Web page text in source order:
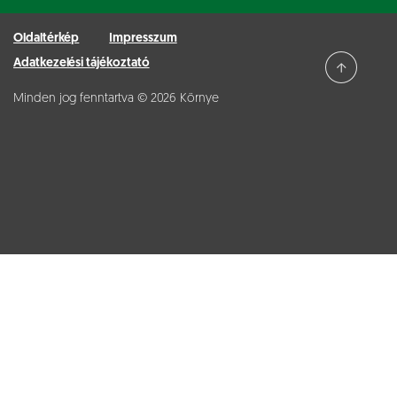
Oldaltérkép
Impresszum
Adatkezelési tájékoztató
Minden jog fenntartva © 2026 Környe